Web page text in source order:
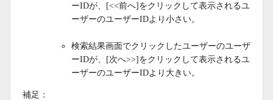
ーIDが、[<<前へ]をクリックして表示されるユ
ーザーのユーザーIDより小さい。
検索結果画面でクリックしたユーザーのユーザ
ーIDが、[次へ>>]をクリックして表示されるユ
ーザーのユーザーIDより大きい。
補足：